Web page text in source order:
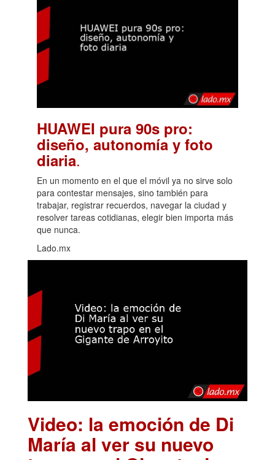
HUAWEI pura 90s pro:
diseño, autonomía y foto
diaria.
En un momento en el que el móvil ya no sirve solo
para contestar mensajes, sino también para
trabajar, registrar recuerdos, navegar la ciudad y
resolver tareas cotidianas, elegir bien importa más
que nunca.
Lado.mx
Video: la emoción de Di
María al ver su nuevo